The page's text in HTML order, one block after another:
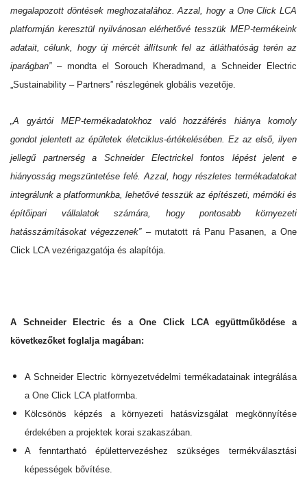
megalapozott döntések meghozatalához. Azzal, hogy a One Click LCA
platformján keresztül nyilvánosan elérhetővé tesszük MEP-termékeink
adatait, célunk, hogy új mércét állítsunk fel az átláthatóság terén az
iparágban”– mondta el Sorouch Kheradmand, a Schneider Electric
„Sustainability – Partners” részlegének globális vezetője.
„A gyártói MEP-termékadatokhoz való hozzáférés hiánya komoly
gondot jelentett az épületek életciklus-értékelésében. Ez az első, ilyen
jellegű partnerség a Schneider Electrickel fontos lépést jelent e
hiányosság megszüntetése felé. Azzal, hogy részletes termékadatokat
integrálunk a platformunkba, lehetővé tesszük az építészeti, mérnöki és
építőipari vállalatok számára, hogy pontosabb környezeti
hatásszámításokat végezzenek”– mutatott rá Panu Pasanen, a One
Click LCA vezérigazgatója és alapítója.
A Schneider Electric és a One Click LCA együttműködése a
következőket foglalja magában:
A Schneider Electric környezetvédelmi termékadatainak integrálása
a One Click LCA platformba.
Kölcsönös képzés a környezeti hatásvizsgálat megkönnyítése
érdekében a projektek korai szakaszában.
A fenntartható épülettervezéshez szükséges termékválasztási
képességek bővítése.